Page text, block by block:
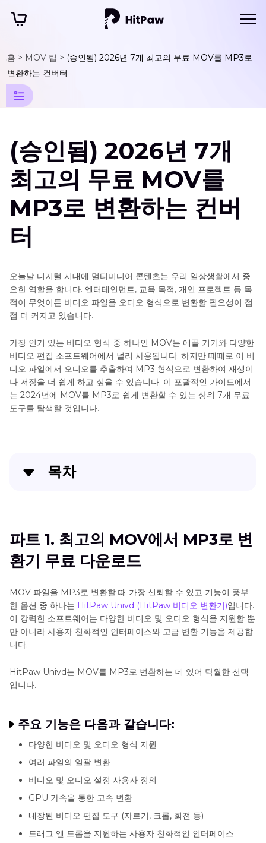
홈 > MOV 팁 > (승인됨) 2026년 7개 최고의 무료 MOV를 MP3로
변환하는 컨버터
MOV
팁
MOV
팁
MOV
를
MP3
로
변
환
하
법
(무
료)
를
WEBM
으
로
변
환
로
를
MOV
로
변
MOV
를
MPG
로
환
AVI
로
변
환
MOV
를
로
변
MOV
에
서
로
(승인됨) 2026년 7개
최고의 무료 MOV를
MP3로 변환하는 컨버
터
오늘날 디지털 시대에 멀티미디어 콘텐츠는 우리 일상생활에서 중
요한 역할을 합니다. 엔터테인먼트, 교육 목적, 개인 프로젝트 등 목
적이 무엇이든 비디오 파일을 오디오 형식으로 변환할 필요성이 점
점 더 커지고 있습니다.
가장 인기 있는 비디오 형식 중 하나인 MOV는 애플 기기와 다양한
비디오 편집 소프트웨어에서 널리 사용됩니다. 하지만 때때로 이 비
디오 파일에서 오디오를 추출하여 MP3 형식으로 변환하여 재생이
나 저장을 더 쉽게 하고 싶을 수 있습니다. 이 포괄적인 가이드에서
는 2024년에 MOV를 MP3로 쉽게 변환할 수 있는 상위 7개 무료
도구를 탐색할 것입니다.
목차
파트 2: 무료 온라인 비디오 변환기 MOV에서 MP3로
웨어
파트 4: MOV에서 MP3 변환기에 대한 자주 묻는 질문
파트 1. 최고의 MOV에서 MP3로 변
환기 무료 다운로드
MOV 파일을 MP3로 변환할 때 가장 신뢰할 수 있고 기능이 풍부
한 옵션 중 하나는 HitPaw Univd (HitPaw 비디오 변환기)입니다.
이 강력한 소프트웨어는 다양한 비디오 및 오디오 형식을 지원할 뿐
만 아니라 사용자 친화적인 인터페이스와 고급 변환 기능을 제공합
니다.
HitPaw Univd는 MOV를 MP3로 변환하는 데 있어 탁월한 선택
입니다.
주요 기능은 다음과 같습니다:
다양한 비디오 및 오디오 형식 지원
여러 파일의 일괄 변환
비디오 및 오디오 설정 사용자 정의
GPU 가속을 통한 고속 변환
내장된 비디오 편집 도구 (자르기, 크롭, 회전 등)
드래그 앤 드롭을 지원하는 사용자 친화적인 인터페이스